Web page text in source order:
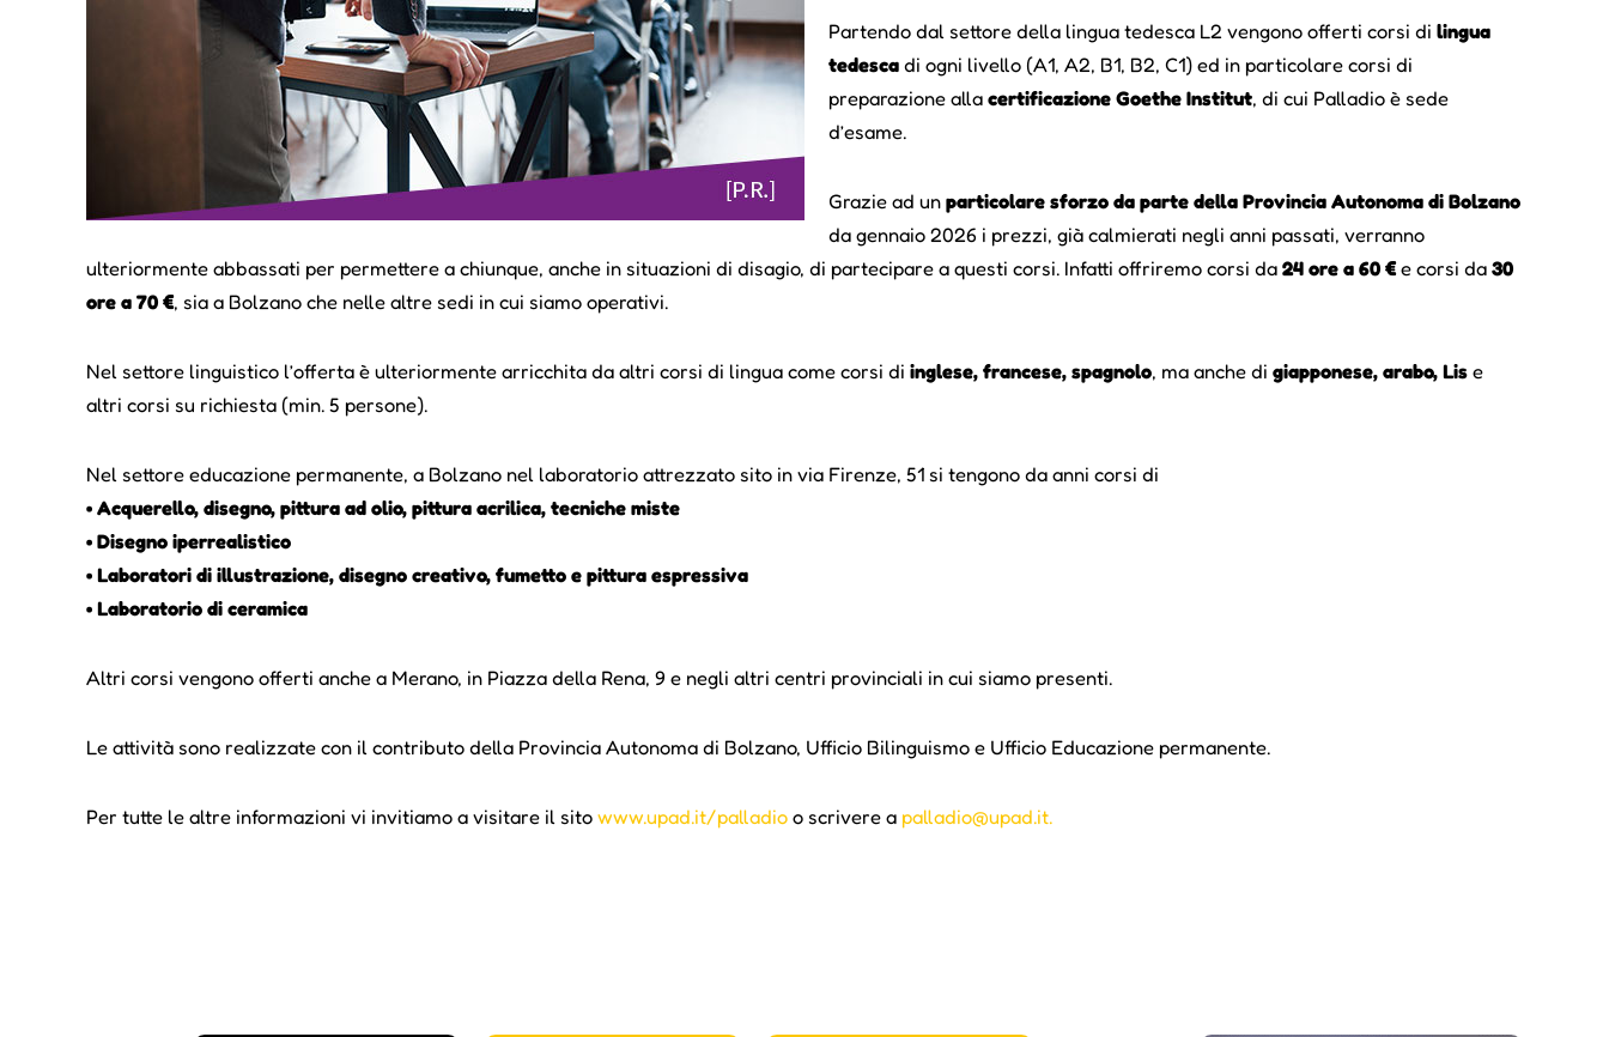
Partendo dal settore della lingua tedesca L2 vengono offerti corsi di lingua
tedesca di ogni livello (A1, A2, B1, B2, C1) ed in particolare corsi di
preparazione alla certificazione Goethe Institut, di cui Palladio è sede
d’esame.
Grazie ad un particolare sforzo da parte della Provincia Autonoma di Bolzano
da gennaio 2026 i prezzi, già calmierati negli anni passati, verranno
ulteriormente abbassati per permettere a chiunque, anche in situazioni di disagio, di partecipare a questi corsi. Infatti offriremo corsi da 24 ore a 60 €e corsi da 30
ore a 70 €, sia a Bolzano che nelle altre sedi in cui siamo operativi.
Nel settore linguistico l’offerta è ulteriormente arricchita da altri corsi di lingua come corsi di inglese, francese, spagnolo, ma anche di giapponese, arabo, Lis e
altri corsi su richiesta (min. 5 persone).
Nel settore educazione permanente, a Bolzano nel laboratorio attrezzato sito in via Firenze, 51 si tengono da anni corsi di
• Acquerello, disegno, pittura ad olio, pittura acrilica, tecniche miste
• Disegno iperrealistico
• Laboratori di illustrazione, disegno creativo, fumetto e pittura espressiva
• Laboratorio di ceramica
Altri corsi vengono offerti anche a Merano, in Piazza della Rena, 9 e negli altri centri provinciali in cui siamo presenti.
Le attività sono realizzate con il contributo della Provincia Autonoma di Bolzano, Ufficio Bilinguismo e Ufficio Educazione permanente.
Per tutte le altre informazioni vi invitiamo a visitare il sito www.upad.it/palladio o scrivere a palladio@upad.it.